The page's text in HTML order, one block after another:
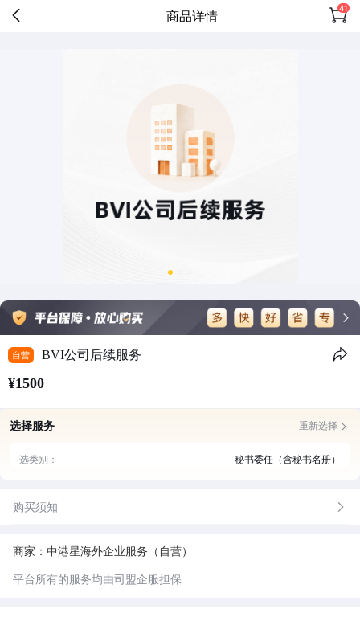
商品详情 41
自营 BVI公司后续服务
¥1500
选择服务 重新选择
选类别： 秘书委任（含秘书名册）
购买须知
商家：中港星海外企业服务（自营）
平台所有的服务均由司盟企服担保